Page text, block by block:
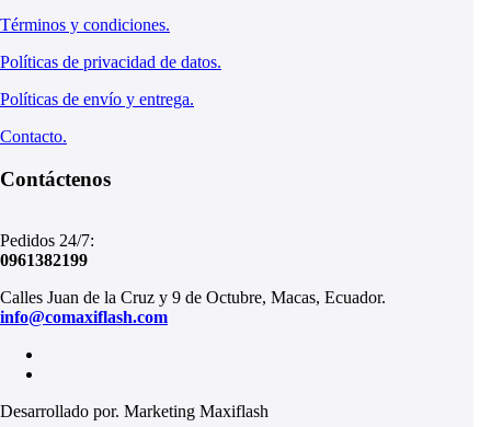
Términos y condiciones.
Políticas de privacidad de datos.
Políticas de envío y entrega.
Contacto.
Contáctenos
Pedidos 24/7:
0961382199
Calles Juan de la Cruz y 9 de Octubre, Macas, Ecuador.
info@comaxiflash.com
Desarrollado por. Marketing Maxiflash